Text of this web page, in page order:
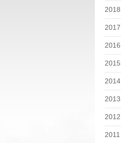
2018
2017
2016
2015
2014
2013
2012
2011